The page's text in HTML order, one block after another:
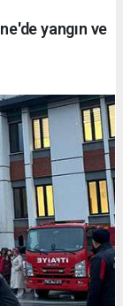
yangın ve